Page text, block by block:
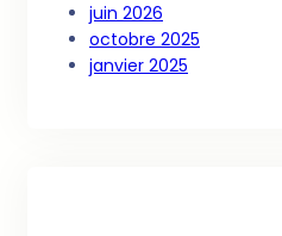
juin 2026
octobre 2025
janvier 2025